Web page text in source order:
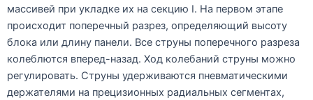
массивей при укладке их на секцию I. На первом этапе
происходит поперечный разрез, определяющий высоту
блока или длину панели. Все струны поперечного разреза
колеблются вперед-назад. Ход колебаний струны можно
регулировать. Струны удерживаются пневматическими
держателями на прецизионных радиальных сегментах,